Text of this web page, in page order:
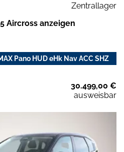
Zentrallager
Aircross anzeigen
Pano HUD eHk Nav ACC SHZ
30.499,00 €
ausweisbar